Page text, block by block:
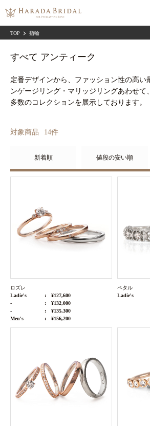
TOP 指輪
すべて アンティーク
定番デザインから、ファッション性の高い
ンゲージリング・マリッジリングあわせて、
多数のコレクションを展示しております。
対象商品 14件
新着順 値段の安い順
ロズレ
Ladie's
¥127,600
-
¥132,000
-
¥135,300
Men's
¥156,200
ペタル
Ladie's